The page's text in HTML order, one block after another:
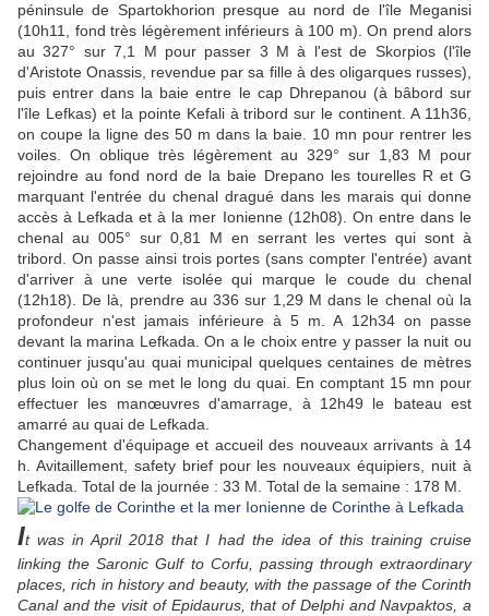
péninsule de Spartokhorion presque au nord de l'île Meganisi
(10h11, fond très légèrement inférieurs à 100 m). On prend alors
au 327° sur 7,1 M pour passer 3 M à l'est de Skorpios (l'île
d'Aristote Onassis, revendue par sa fille à des oligarques russes),
puis entrer dans la baie entre le cap Dhrepanou (à bâbord sur
l'île Lefkas) et la pointe Kefali à tribord sur le continent. A 11h36,
on coupe la ligne des 50 m dans la baie. 10 mn pour rentrer les
voiles. On oblique très légèrement au 329° sur 1,83 M pour
rejoindre au fond nord de la baie Drepano les tourelles R et G
marquant l'entrée du chenal dragué dans les marais qui donne
accès à Lefkada et à la mer Ionienne (12h08). On entre dans le
chenal au 005° sur 0,81 M en serrant les vertes qui sont à
tribord. On passe ainsi trois portes (sans compter l'entrée) avant
d'arriver à une verte isolée qui marque le coude du chenal
(12h18). De là, prendre au 336 sur 1,29 M dans le chenal où la
profondeur n'est jamais inférieure à 5 m. A 12h34 on passe
devant la marina Lefkada. On a le choix entre y passer la nuit ou
continuer jusqu'au quai municipal quelques centaines de mètres
plus loin où on se met le long du quai. En comptant 15 mn pour
effectuer les manœuvres d'amarrage, à 12h49 le bateau est
amarré au quai de Lefkada.
Changement d'équipage et accueil des nouveaux arrivants à 14
h. Avitaillement, safety brief pour les nouveaux équipiers, nuit à
Lefkada. Total de la journée : 33 M. Total de la semaine : 178 M.
It was in April 2018 that I had the idea of this training cruise
linking the Saronic Gulf to Corfu, passing through extraordinary
places, rich in history and beauty, with the passage of the Corinth
Canal and the visit of Epidaurus, that of Delphi and Navpaktos, a